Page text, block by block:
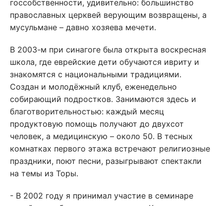
госсобственности, удивительно: большинство
православных церквей верующим возвращены, а
мусульмане – давно хозяева мечети.
В 2003-м при синагоге была открыта воскресная
школа, где еврейские дети обучаются ивриту и
знакомятся с национальными традициями.
Создан и молодёжный клуб, еженедельно
собирающий подростков. Занимаются здесь и
благотворительностью: каждый месяц
продуктовую помощь получают до двухсот
человек, а медицинскую – около 50. В тесных
комнатках первого этажа встречают религиозные
праздники, поют песни, разыгрывают спектакли
на темы из Торы.
- В 2002 году я принимал участие в семинаре